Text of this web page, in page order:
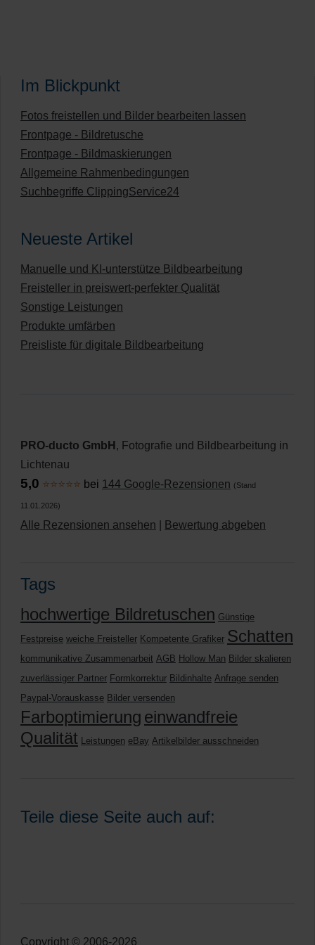
Im Blickpunkt
Fotos freistellen und Bilder bearbeiten lassen
Frontpage - Bildretusche
Frontpage - Bildmaskierungen
Allgemeine Rahmenbedingungen
Suchbegriffe ClippingService24
Neueste Artikel
Manuelle und KI-unterstütze Bildbearbeitung
Freisteller in preiswert-perfekter Qualität
Sonstige Leistungen
Produkte umfärben
Preisliste für digitale Bildbearbeitung
PRO-ducto GmbH , Fotografie und Bildbearbeitung in
Lichtenau
5,0 ⭐⭐⭐⭐⭐ bei 144 Google-Rezensionen (Stand
11.01.2026)
Alle Rezensionen ansehen Bewertung abgeben
Tags
hochwertige Bildretuschen Günstige
Festpreise weiche Freisteller Kompetente Grafiker Schatten
kommunikative Zusammenarbeit AGB Hollow Man Bilder skalieren
zuverlässiger Partner Formkorrektur Bildinhalte Anfrage senden
Paypal-Vorauskasse Bilder versenden
Farboptimierung einwandfreie
Qualität Leistungen eBay Artikelbilder ausschneiden
Teile diese Seite auch auf:
Copyright © 2006-2026